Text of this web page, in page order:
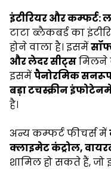
इंटीरियर और कम्फर्ट:
टाटा ब्लैकबर्ड का
होने वाला है। इसमें
और लेदर सीट्समिलने
इसमेंपैनोरमिक
बड़ा टचस्क्रीन
है।
अन्य कम्फर्ट फीचर्स में
क्लाइमेट कंट्रोल,
शामिल हो सकते हैं, जो